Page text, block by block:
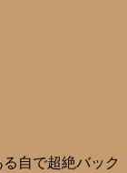
自で超絶バック